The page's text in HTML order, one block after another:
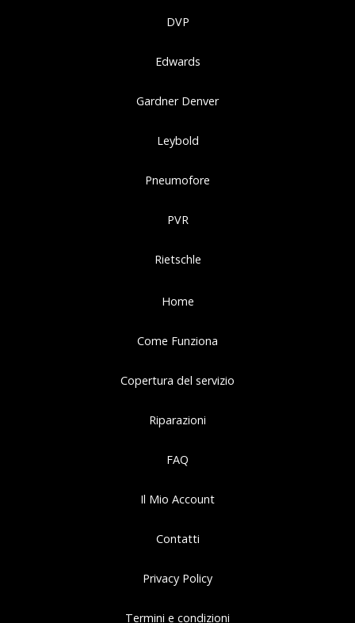
DVP
Edwards
Gardner Denver
Leybold
Pneumofore
PVR
Rietschle
Home
Come Funziona
Copertura del servizio
Riparazioni
FAQ
Il Mio Account
Contatti
Privacy Policy
Termini e condizioni